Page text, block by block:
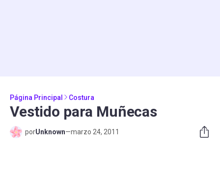
Página Principal Costura
Vestido para Muñecas
porUnknown—marzo 24, 2011